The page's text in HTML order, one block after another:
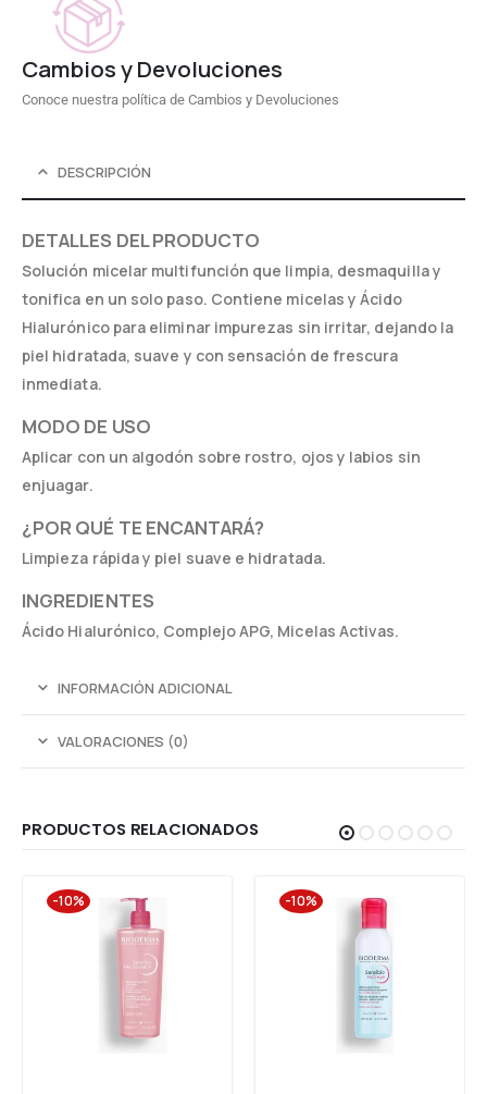
Cambios y Devoluciones
Conoce nuestra política de Cambios y Devoluciones
DESCRIPCIÓN
DETALLES DEL PRODUCTO
Solución micelar multifunción que limpia, desmaquilla y
tonifica en un solo paso. Contiene micelas y Ácido
Hialurónico para eliminar impurezas sin irritar, dejando la
piel hidratada, suave y con sensación de frescura
inmediata.
MODO DE USO
Aplicar con un algodón sobre rostro, ojos y labios sin
enjuagar.
¿POR QUÉ TE ENCANTARÁ?
Limpieza rápida y piel suave e hidratada.
INGREDIENTES
Ácido Hialurónico, Complejo APG, Micelas Activas.
INFORMACIÓN ADICIONAL
VALORACIONES (0)
PRODUCTOS RELACIONADOS
-10% -10%